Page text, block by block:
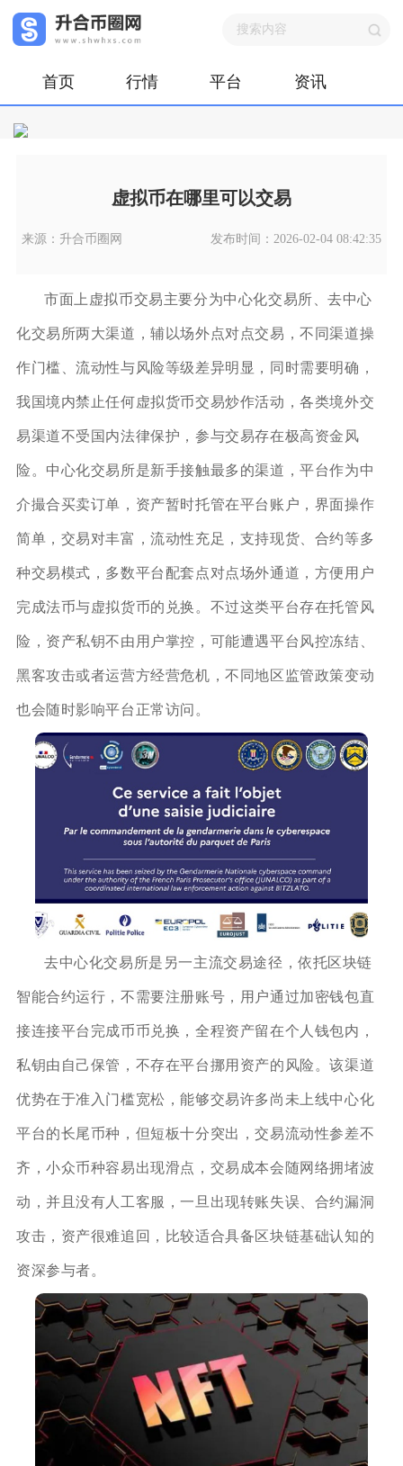
首页 行情 平台 资讯
虚拟币在哪里可以交易
来源：升合币圈网 发布时间：2026-02-04 08:42:35
市面上虚拟币交易主要分为中心化交易所、去中心
化交易所两大渠道，辅以场外点对点交易，不同渠道操
作门槛、流动性与风险等级差异明显，同时需要明确，
我国境内禁止任何虚拟货币交易炒作活动，各类境外交
易渠道不受国内法律保护，参与交易存在极高资金风
险。中心化交易所是新手接触最多的渠道，平台作为中
介撮合买卖订单，资产暂时托管在平台账户，界面操作
简单，交易对丰富，流动性充足，支持现货、合约等多
种交易模式，多数平台配套点对点场外通道，方便用户
完成法币与虚拟货币的兑换。不过这类平台存在托管风
险，资产私钥不由用户掌控，可能遭遇平台风控冻结、
黑客攻击或者运营方经营危机，不同地区监管政策变动
也会随时影响平台正常访问。
去中心化交易所是另一主流交易途径，依托区块链
智能合约运行，不需要注册账号，用户通过加密钱包直
接连接平台完成币币兑换，全程资产留在个人钱包内，
私钥由自己保管，不存在平台挪用资产的风险。该渠道
优势在于准入门槛宽松，能够交易许多尚未上线中心化
平台的长尾币种，但短板十分突出，交易流动性参差不
齐，小众币种容易出现滑点，交易成本会随网络拥堵波
动，并且没有人工客服，一旦出现转账失误、合约漏洞
攻击，资产很难追回，比较适合具备区块链基础认知的
资深参与者。